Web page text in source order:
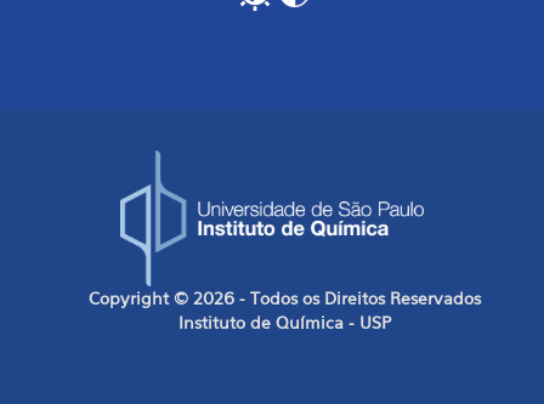
Copyright © 2026 - Todos os Direitos Reservados
Instituto de Química - USP